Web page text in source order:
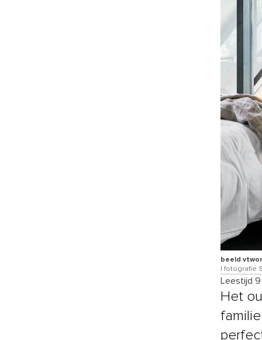
beeld
| fotografie
Leestijd
Het